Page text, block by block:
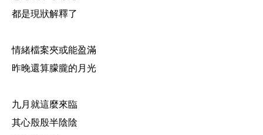
都是現狀解釋了
情緒檔案夾或能盈滿
昨晚還算朦朧的月光
九月就這麼來臨
其心殷殷半陰陰